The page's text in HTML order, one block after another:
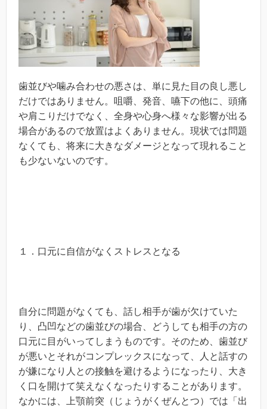
歯並びや噛み合わせの悪さは、単に見た目の良し悪し
だけではありません。咀嚼、発音、嚥下の他に、頭痛
や肩こりだけでなく、全身や心身へ様々な影響が出る
場合があるので放置はよくありません。現状では問題
なくても、将来に大きなダメージとなって現れること
も少ないないのです。
１．口元に自信がなくストレスとなる
自分に問題がなくても、話し相手が歯が欠けていた
り、凸凹などの歯並びの場合、どうしても相手の方の
口元に目がいってしまうものです。そのため、歯並び
が悪いとそれがコンプレックスになって、人と話すの
が嫌になり人との接触を避けるようになったり、大き
く口を開けて笑えなくなったりすることがあります。
なかには、上顎前突（じょうがくぜんとつ）では「出